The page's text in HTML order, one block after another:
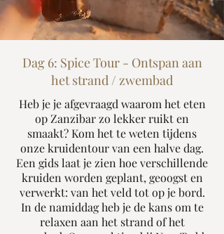
Dag 6: Spice Tour - Ontspan aan
het strand / zwembad
Heb je je afgevraagd waarom het eten
op Zanzibar zo lekker ruikt en
smaakt? Kom het te weten tijdens
onze kruidentour van een halve dag.
Een gids laat je zien hoe verschillende
kruiden worden geplant, geoogst en
verwerkt: van het veld tot op je bord.
In de namiddag heb je de kans om te
relaxen aan het strand of het